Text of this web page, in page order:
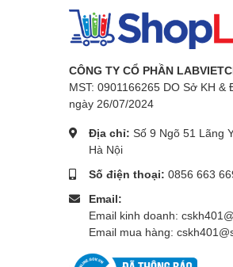
CÔNG TY CỔ PHẦN
MST: 0901166265 DO Sở KH
ngày 26/07/2024
Địa chỉ: Số 9 Ngõ 51 Lãng
Hà Nội
Số điện thoại: 0856 663
Email:
Email kinh doanh:
Email mua hàng: